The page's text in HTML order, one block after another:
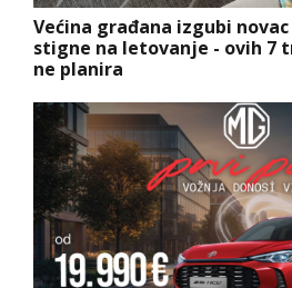
Većina građana izgubi
stigne na letovanje - ovih 7
ne planira